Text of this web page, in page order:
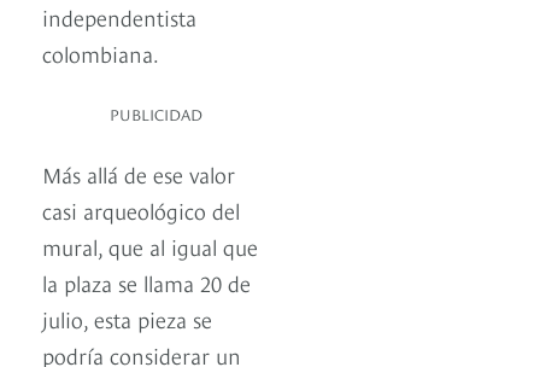
independentista
colombiana.
PUBLICIDAD
Más allá de ese valor
casi arqueológico del
mural, que al igual que
la plaza se llama 20 de
julio, esta pieza se
podría considerar un